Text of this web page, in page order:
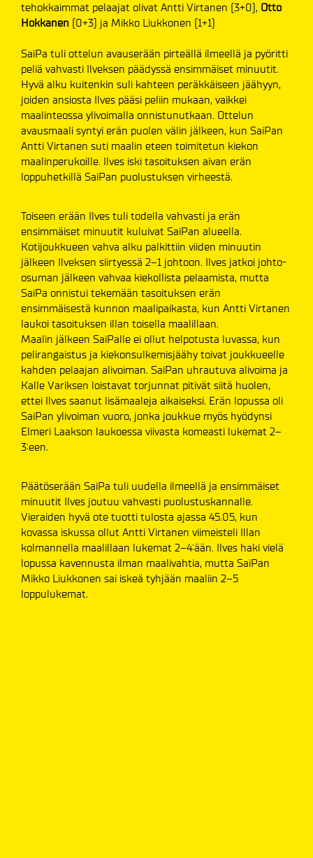
tehokkaimmat pelaajat olivat Antti Virtanen (3+0), Otto
Hokkanen (0+3) ja Mikko Liukkonen (1+1)
SaiPa tuli ottelun avauserään pirteällä ilmeellä ja pyöritti
peliä vahvasti Ilveksen päädyssä ensimmäiset minuutit.
Hyvä alku kuitenkin suli kahteen peräkkäiseen jäähyyn,
joiden ansiosta Ilves pääsi peliin mukaan, vaikkei
maalinteossa ylivoimalla onnistunutkaan. Ottelun
avausmaali syntyi erän puolen välin jälkeen, kun SaiPan
Antti Virtanen suti maalin eteen toimitetun kiekon
maalinperukoille. Ilves iski tasoituksen aivan erän
loppuhetkillä SaiPan puolustuksen virheestä.
Toiseen erään Ilves tuli todella vahvasti ja erän
ensimmäiset minuutit kuluivat SaiPan alueella.
Kotijoukkueen vahva alku palkittiin viiden minuutin
jälkeen Ilveksen siirtyessä 2–1 johtoon. Ilves jatkoi johto-
osuman jälkeen vahvaa kiekollista pelaamista, mutta
SaiPa onnistui tekemään tasoituksen erän
ensimmäisestä kunnon maalipaikasta, kun Antti Virtanen
laukoi tasoituksen illan toisella maalillaan.
Maalin jälkeen SaiPalle ei ollut helpotusta luvassa, kun
pelirangaistus ja kiekonsulkemisjäähy toivat joukkueelle
kahden pelaajan alivoiman. SaiPan uhrautuva alivoima ja
Kalle Variksen loistavat torjunnat pitivät siitä huolen,
ettei Ilves saanut lisämaaleja aikaiseksi. Erän lopussa oli
SaiPan ylivoiman vuoro, jonka joukkue myös hyödynsi
Elmeri Laakson laukoessa viivasta komeasti lukemat 2–
3:een.
Päätöserään SaiPa tuli uudella ilmeellä ja ensimmäiset
minuutit Ilves joutuu vahvasti puolustuskannalle.
Vieraiden hyvä ote tuotti tulosta ajassa 45.05, kun
kovassa iskussa ollut Antti Virtanen viimeisteli Illan
kolmannella maalillaan lukemat 2–4:ään. Ilves haki vielä
lopussa kavennusta ilman maalivahtia, mutta SaiPan
Mikko Liukkonen sai iskeä tyhjään maaliin 2–5
loppulukemat.